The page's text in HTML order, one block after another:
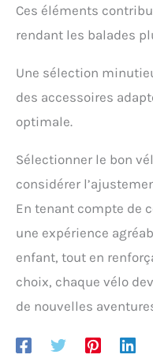
support métallique
remorque vélo
enfants peuvent
Ce drapeau de
est l’accessoire
les remorques
sécurité pour
Ces éléments
rendant les balades
Une sélection
des accessoires
optimale.
Sélectionner le bon
considérer
En tenant compte de
une expérience
enfant, tout en
choix, chaque vélo
de nouvelles